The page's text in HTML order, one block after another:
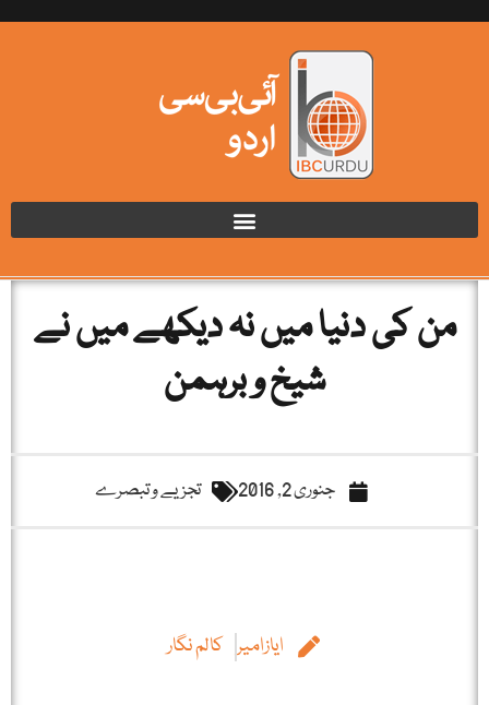
من کی دنیا میں نہ دیکھے میں نے
شیخ و برہمن
جنوری 2, 2016 تجزیے و تبصرے
ایازامیر کالم نگار